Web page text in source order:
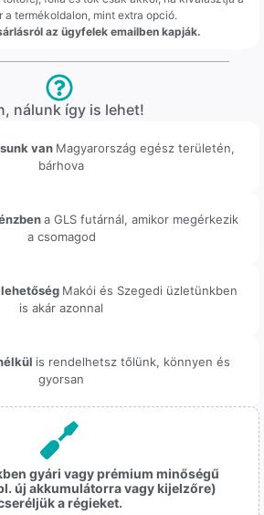
a termékoldalon, mint extra opció.
az ügyfelek emailben kapják.
nálunk így is lehet!
van Magyarország egész területén,
bárhova
a GLS futárnál, amikor megérkezik
a csomagod
Makói és Szegedi üzletünkben
is akár azonnal
is rendelhetsz tőlünk, könnyen és
gyorsan
gyári vagy prémium minőségű
új akkumulátorra vagy kijelzőre)
a régieket.